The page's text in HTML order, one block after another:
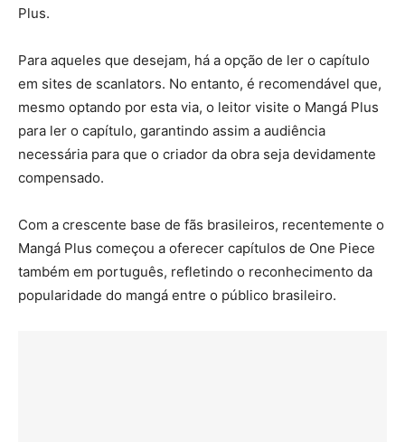
Plus.
Para aqueles que desejam, há a opção de ler o capítulo
em sites de scanlators. No entanto, é recomendável que,
mesmo optando por esta via, o leitor visite o Mangá Plus
para ler o capítulo, garantindo assim a audiência
necessária para que o criador da obra seja devidamente
compensado.
Com a crescente base de fãs brasileiros, recentemente o
Mangá Plus começou a oferecer capítulos de One Piece
também em português, refletindo o reconhecimento da
popularidade do mangá entre o público brasileiro.